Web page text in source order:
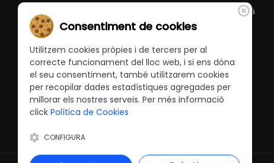
Berguedà
Consentiment de cookies
Utilitzem cookies pròpies i de tercers per al
correcte funcionament del lloc web, i si ens dóna
el seu consentiment, també utilitzarem cookies
per recopilar dades estadístiques agregades per
millorar els nostres serveis. Per més informació
click Política de Cookies
CONFIGURA